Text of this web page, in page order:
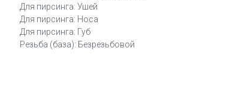
Для пирсинга: Ушей
Для пирсинга: Носа
Для пирсинга: Губ
Резьба (база): Безрезьбовой